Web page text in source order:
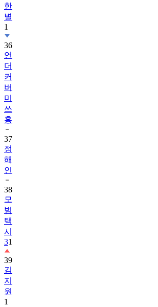
한
별
1
36
언
더
커
버
미
쓰
홍
37
정
해
인
38
모
범
택
시
31
39
김
지
원
1